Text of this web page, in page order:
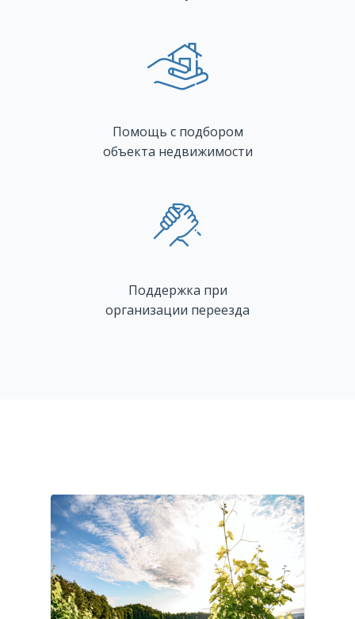
Помощь с подбором
объекта недвижимости
Поддержка при
организации переезда